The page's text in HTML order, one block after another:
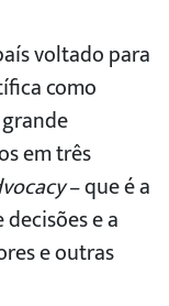
voltado para
como
em três
– que é a
e a
e outras